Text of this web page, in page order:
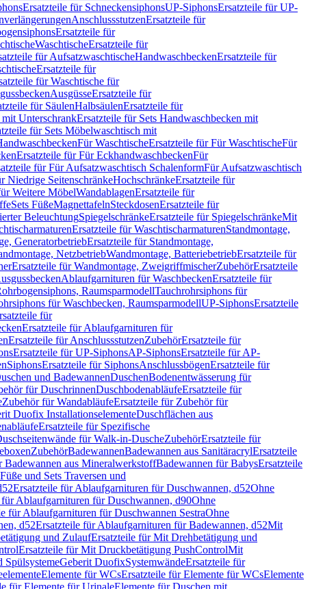
Ersatzteile für SchneckensiphonsUP-SiphonsErsatzteile für UP-
AnschlussstutzenErsatzteile für
Ersatzteile für
WaschtischeErsatzteile für
für AufsatzwaschtischeHandwaschbeckenErsatzteile für
Ersatzteile für
für Waschtische für
AusgüsseErsatzteile für
für SäulenHalbsäulenErsatzteile für
mit UnterschrankErsatzteile für Sets Handwaschbecken mit
für Sets Möbelwaschtisch mit
Für WaschtischeErsatzteile für Für WaschtischeFür
Ersatzteile für Für EckhandwaschbeckenFür
für Für Aufsatzwaschtisch SchalenformFür Aufsatzwaschtisch
Niedrige SeitenschränkeHochschränkeErsatzteile für
Weitere MöbelWandablagenErsatzteile für
Sets FüßeMagnettafelnSteckdosenErsatzteile für
BeleuchtungSpiegelschränkeErsatzteile für SpiegelschränkeMit
Ersatzteile für WaschtischarmaturenStandmontage,
GeneratorbetriebErsatzteile für Standmontage,
NetzbetriebWandmontage, BatteriebetriebErsatzteile für
Ersatzteile für Wandmontage, ZweigriffmischerZubehörErsatzteile
Ablaufgarnituren für WaschbeckenErsatzteile für
RaumsparmodellTauchrohrsiphons für
für Waschbecken, RaumsparmodellUP-SiphonsErsatzteile
für
Ersatzteile für Ablaufgarnituren für
Ersatzteile für AnschlussstutzenZubehörErsatzteile für
Ersatzteile für UP-SiphonsAP-SiphonsErsatzteile für AP-
SiphonsErsatzteile für SiphonsAnschlussbögenErsatzteile für
und BadewannenDuschenBodenentwässerung für
für DuschrinnenDuschbodenabläufeErsatzteile für
Zubehör für WandabläufeErsatzteile für Zubehör für
Duofix InstallationselementeDuschflächen aus
Ersatzteile für Spezifische
für Walk-in-DuscheZubehörErsatzteile für
ZubehörBadewannenBadewannen aus SanitäracrylErsatzteile
Badewannen aus MineralwerkstoffBadewannen für BabysErsatzteile
und Sets Traversen und
Ersatzteile für Ablaufgarnituren für Duschwannen, d52Ohne
für Ablaufgarnituren für Duschwannen, d90Ohne
für Ablaufgarnituren für Duschwannen SestraOhne
d52Ersatzteile für Ablaufgarnituren für Badewannen, d52Mit
und ZulaufErsatzteile für Mit Drehbetätigung und
Ersatzteile für Mit Druckbetätigung PushControlMit
SpülsystemeGeberit DuofixSystemwändeErsatzteile für
Elemente für WCsErsatzteile für Elemente für WCsElemente
für Elemente für UrinaleElemente für Duschen mit